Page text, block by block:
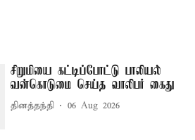
சிறுமியை கட்டிப்போட்டு பாலியல்
வன்கொடுமை செய்த வாலிபர் கைது
தினத்தந்தி 06 Aug 2026